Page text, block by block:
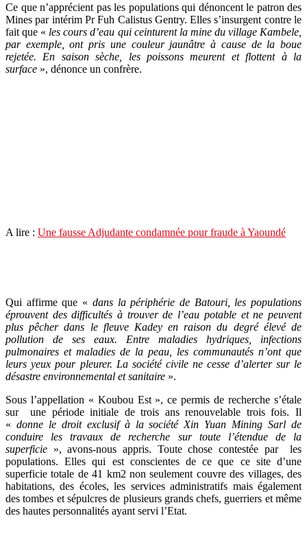
Ce que n’apprécient pas les populations qui dénoncent le patron des
Mines par intérim Pr Fuh Calistus Gentry. Elles s’insurgent contre le
fait que « les cours d’eau qui ceinturent la mine du village Kambele,
par exemple, ont pris une couleur jaunâtre à cause de la boue
rejetée. En saison sèche, les poissons meurent et flottent à la
surface », dénonce un confrère.
A lire : Une fausse Adjudante condamnée pour fraude à Yaoundé
Qui affirme que « dans la périphérie de Batouri, les populations
éprouvent des difficultés à trouver de l’eau potable et ne peuvent
plus pêcher dans le fleuve Kadey en raison du degré élevé de
pollution de ses eaux. Entre maladies hydriques, infections
pulmonaires et maladies de la peau, les communautés n’ont que
leurs yeux pour pleurer. La société civile ne cesse d’alerter sur le
désastre environnemental et sanitaire ».
Sous l’appellation « Koubou Est », ce permis de recherche s’étale
sur une période initiale de trois ans renouvelable trois fois. Il
« donne le droit exclusif à la société Xin Yuan Mining Sarl de
conduire les travaux de recherche sur toute l’étendue de la
superficie », avons-nous appris. Toute chose contestée par les
populations. Elles qui est conscientes de ce que ce site d’une
superficie totale de 41 km2 non seulement couvre des villages, des
habitations, des écoles, les services administratifs mais également
des tombes et sépulcres de plusieurs grands chefs, guerriers et même
des hautes personnalités ayant servi l’Etat.